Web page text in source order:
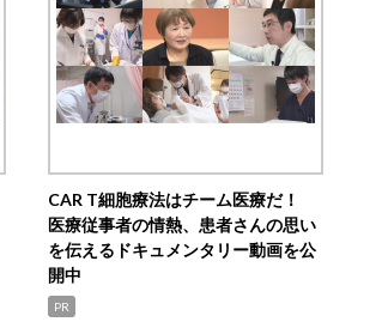
CAR T細胞療法はチーム医療だ！
医療従事者の情熱、患者さんの思い
を伝えるドキュメンタリー動画を公
開中
PR